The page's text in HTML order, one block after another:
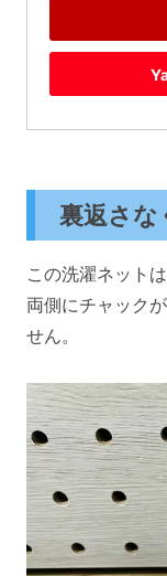
裏返さな
この洗濯ネット
両側にチャック
せん。